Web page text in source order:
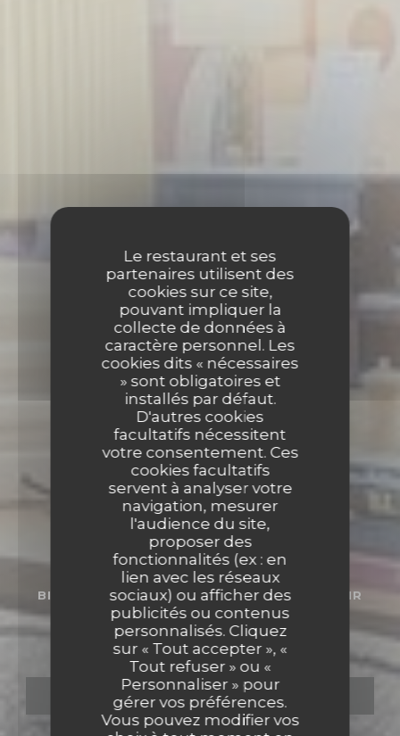
Le restaurant et ses
partenaires utilisent des
cookies sur ce site,
pouvant impliquer la
collecte de données à
caractère personnel. Les
cookies dits « nécessaires
» sont obligatoires et
installés par défaut.
D'autres cookies
facultatifs nécessitent
votre consentement. Ces
cookies facultatifs
servent à analyser votre
navigation, mesurer
l'audience du site,
proposer des
fonctionnalités (ex : en
lien avec les réseaux
sociaux) ou afficher des
publicités ou contenus
personnalisés. Cliquez
sur « Tout accepter », «
Tout refuser » ou «
Personnaliser » pour
gérer vos préférences.
Vous pouvez modifier vos
BISTRONOMIQUE• HÉROUVILLE-SAINT-CLAIR
Bistro Mirlot
RÉSERVER